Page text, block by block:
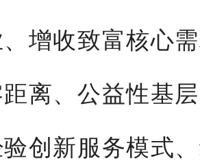
增收致富核心
离、公益性基
创新服务模式